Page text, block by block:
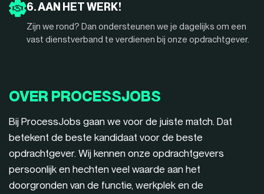
6. AAN HET WERK!
Zijn we rond? Dan ondersteunen we je dagelijks om een
vast dienstverband te verdienen bij onze opdrachtgever.
OVER PROCESSJOBS
Bij ProcessJobs gaan we voor de juiste match. Dat
betekent de beste kandidaat voor de beste
opdrachtgever. Wij kennen onze opdrachtgevers
persoonlijk en hechten veel waarde aan het
doorgronden van de functie, werkplek en de